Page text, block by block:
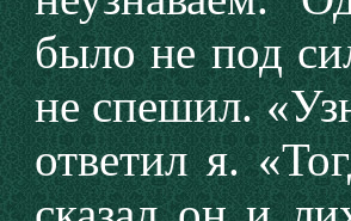
было не под
не спешил.
ответил я.